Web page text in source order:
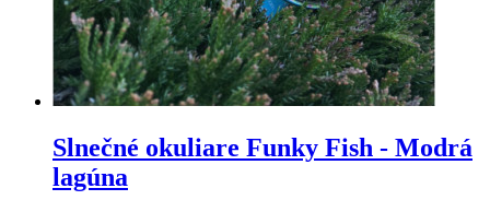
Slnečné okuliare Funky Fish - Modrá
lagúna